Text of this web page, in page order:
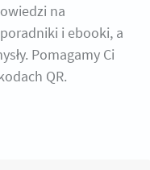
na
i ebooki, a
Pomagamy Ci
QR.